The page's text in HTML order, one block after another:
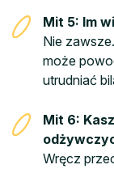
Mit 5: Im
Nie
może
utrudniać
Mit 6:
Wręcz